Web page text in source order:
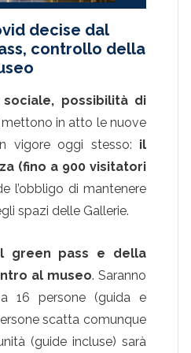
decise dal
controllo della
possibilità di
mettono in atto le nuove
vigore oggi stesso: il
(fino a 900 visitatori
l’obbligo di mantenere
spazi delle Gallerie.
green pass e della
al museo. Saranno
16 persone (guida e
scatta comunque
(guide incluse) sarà